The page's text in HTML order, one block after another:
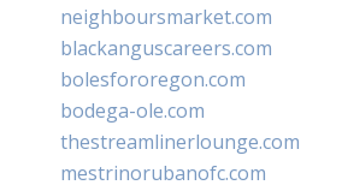
neighboursmarket.com
blackanguscareers.com
bolesfororegon.com
bodega-ole.com
thestreamlinerlounge.com
mestrinorubanofc.com